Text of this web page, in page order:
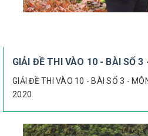
GIẢI ĐỀ THI VÀO 10 - BÀI SỐ 3
GIẢI ĐỀ THI VÀO 10 - BÀI SỐ 3 -
2020